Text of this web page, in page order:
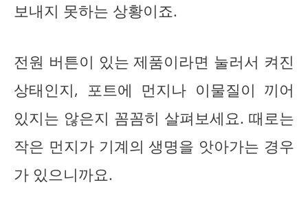
보내지 못하는 상황이죠.
전원 버튼이 있는 제품이라면 눌러서 켜진
상태인지, 포트에 먼지나 이물질이 끼어
있지는 않은지 꼼꼼히 살펴보세요. 때로는
작은 먼지가 기계의 생명을 앗아가는 경우
가 있으니까요.